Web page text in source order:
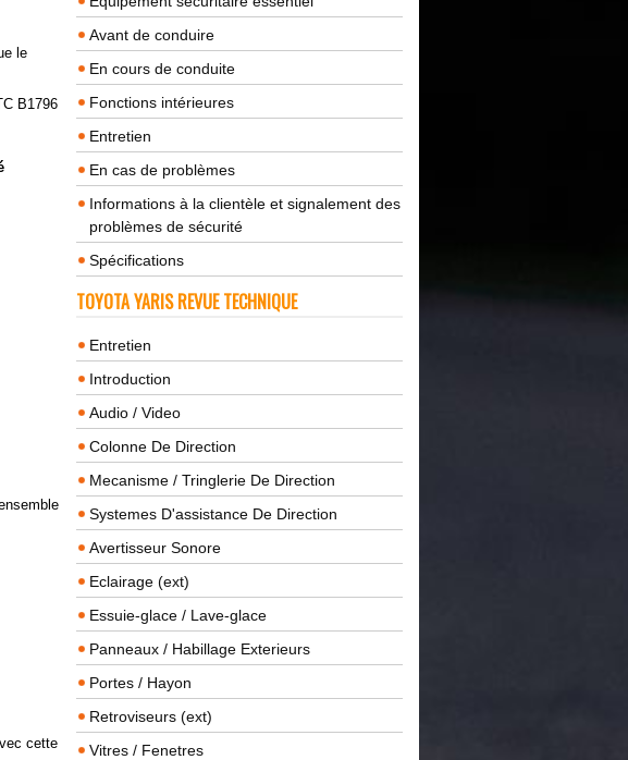
le
B1796
cette
Avant de conduire
En cours de conduite
Fonctions intérieures
Entretien
En cas de problèmes
Informations à la clientèle et signalement des
problèmes de sécurité
Spécifications
TOYOTA YARIS REVUE TECHNIQUE
Entretien
Introduction
Audio / Video
Colonne De Direction
Mecanisme / Tringlerie De Direction
Systemes D'assistance De Direction
Avertisseur Sonore
Eclairage (ext)
Essuie-glace / Lave-glace
Panneaux / Habillage Exterieurs
Portes / Hayon
Retroviseurs (ext)
Vitres / Fenetres